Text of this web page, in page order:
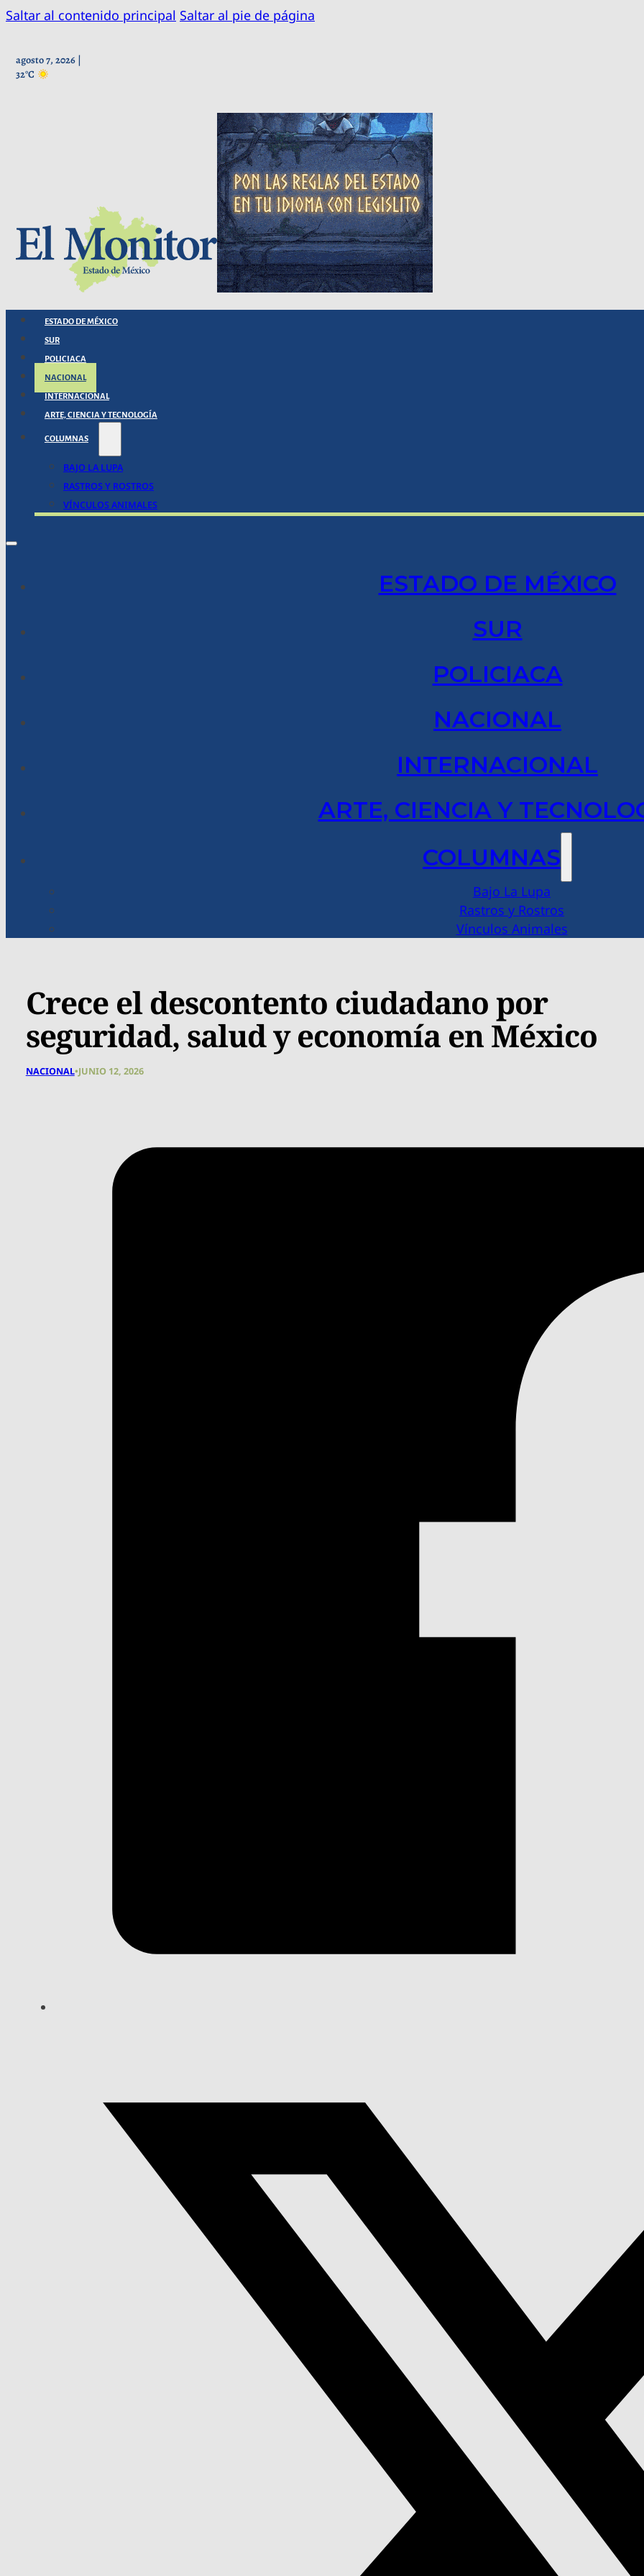
Saltar al contenido principal Saltar al pie de página
agosto 7, 2026 |
32°C
ESTADO DE MÉXICO
SUR
POLICIACA
NACIONAL
INTERNACIONAL
ARTE, CIENCIA Y TECNOLOGÍA
COLUMNAS
BAJO LA LUPA
RASTROS Y ROSTROS
VÍNCULOS ANIMALES
ESTADO DE MÉXICO
SUR
POLICIACA
NACIONAL
INTERNACIONAL
ARTE, CIENCIA Y
COLUMNAS
Bajo La Lupa
Rastros y Rostros
Vínculos Animales
Crece el descontento ciudadano por
seguridad, salud y economía en México
NACIONAL•JUNIO 12, 2026